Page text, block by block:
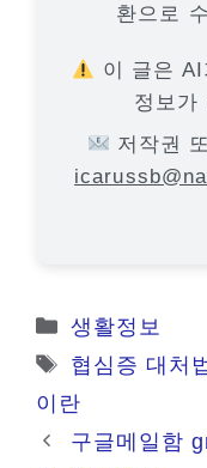
환으로
이 글은
정보가
저작권
카
테
리
생활정보
태
그
협심증 대처
이란
구글메일함